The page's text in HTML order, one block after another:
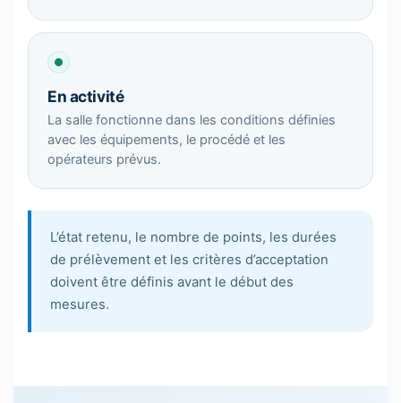
En activité
La salle fonctionne dans les conditions définies
avec les équipements, le procédé et les
opérateurs prévus.
L’état retenu, le nombre de points, les durées
de prélèvement et les critères d’acceptation
doivent être définis avant le début des
mesures.